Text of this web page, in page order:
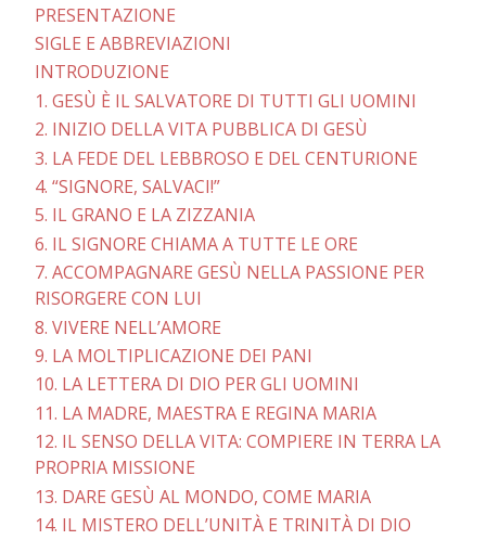
PRESENTAZIONE
SIGLE E ABBREVIAZIONI
INTRODUZIONE
1. GESÙ È IL SALVATORE DI TUTTI GLI UOMINI
2. INIZIO DELLA VITA PUBBLICA DI GESÙ
3. LA FEDE DEL LEBBROSO E DEL CENTURIONE
4. “SIGNORE, SALVACI!”
5. IL GRANO E LA ZIZZANIA
6. IL SIGNORE CHIAMA A TUTTE LE ORE
7. ACCOMPAGNARE GESÙ NELLA PASSIONE PER
RISORGERE CON LUI
8. VIVERE NELL’AMORE
9. LA MOLTIPLICAZIONE DEI PANI
10. LA LETTERA DI DIO PER GLI UOMINI
11. LA MADRE, MAESTRA E REGINA MARIA
12. IL SENSO DELLA VITA: COMPIERE IN TERRA LA
PROPRIA MISSIONE
13. DARE GESÙ AL MONDO, COME MARIA
14. IL MISTERO DELL’UNITÀ E TRINITÀ DI DIO